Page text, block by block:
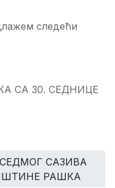
следећи
СА 30. СЕДНИЦЕ
СЕДМОГ САЗИВА
РАШКА